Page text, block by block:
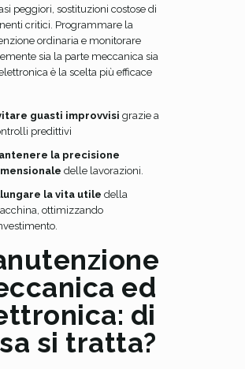
peggiori, sostituzioni costose di
critici. Programmare la
ordinaria e monitorare
sia la parte meccanica sia
è la scelta più efficace
guasti improvvisi grazie a
predittivi
la precisione
delle lavorazioni.
la vita utile della
ottimizzando
ed
di
si tratta?